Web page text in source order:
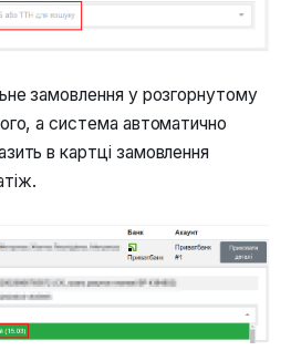
замовлення у розгорнутому
а система автоматично
в картці замовлення